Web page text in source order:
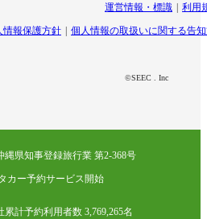
運営情報・標識 利用
情報保護方針 個人情報の取扱いに関する告
©SEEC . Inc
縄県知事登録旅行業 第2-368号
カー予約サービス開始
累計予約利用者数 3,769,265名